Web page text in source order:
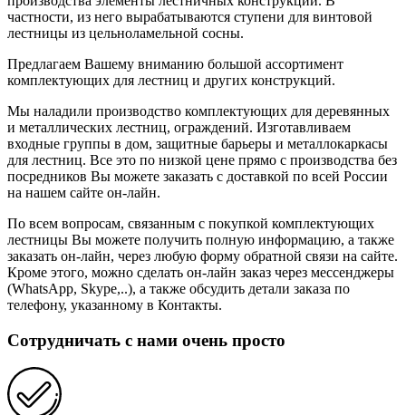
частности, из него вырабатываются ступени для винтовой
лестницы из цельноламельной сосны.
Предлагаем Вашему вниманию большой ассортимент
комплектующих для лестниц и других конструкций.
Мы наладили производство комплектующих для деревянных
и металлических лестниц, ограждений. Изготавливаем
входные группы в дом, защитные барьеры и металлокаркасы
для лестниц. Все это по низкой цене прямо с производства без
посредников Вы можете заказать с доставкой по всей России
на нашем сайте он-лайн.
По всем вопросам, связанным с покупкой комплектующих
лестницы Вы можете получить полную информацию, а также
заказать он-лайн, через любую форму обратной связи на сайте.
Кроме этого, можно сделать он-лайн заказ через мессенджеры
(WhatsApp, Skype,..), а также обсудить детали заказа по
телефону, указанному в Контакты.
Сотрудничать с нами очень просто